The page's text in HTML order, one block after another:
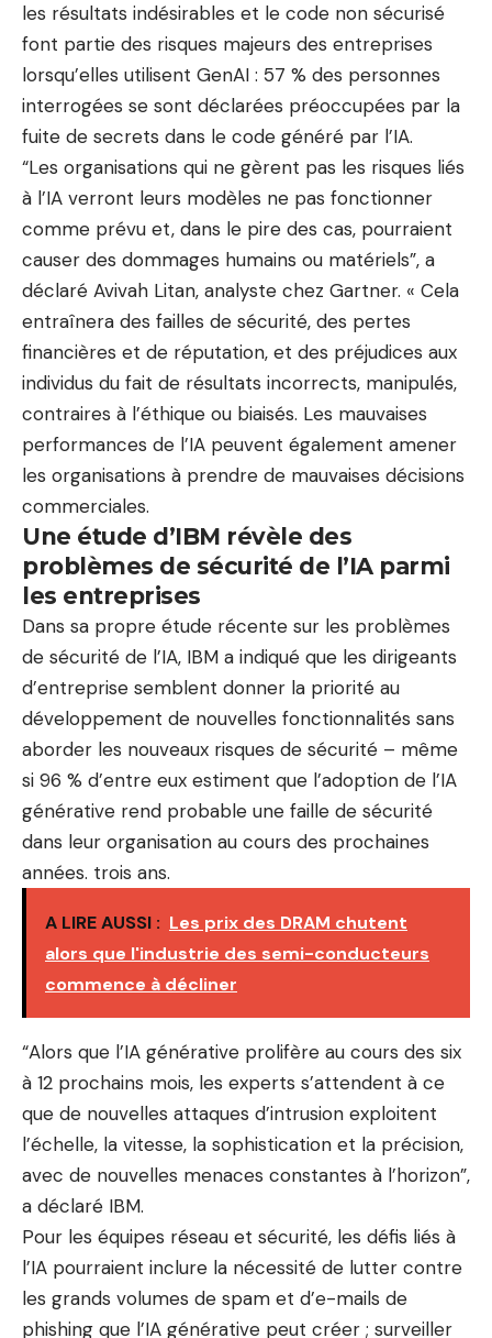
les résultats indésirables et le code non sécurisé
font partie des risques majeurs des entreprises
lorsqu’elles utilisent GenAI : 57 % des personnes
interrogées se sont déclarées préoccupées par la
fuite de secrets dans le code généré par l’IA.
“Les organisations qui ne gèrent pas les risques liés
à l’IA verront leurs modèles ne pas fonctionner
comme prévu et, dans le pire des cas, pourraient
causer des dommages humains ou matériels”, a
déclaré Avivah Litan, analyste chez Gartner. « Cela
entraînera des failles de sécurité, des pertes
financières et de réputation, et des préjudices aux
individus du fait de résultats incorrects, manipulés,
contraires à l’éthique ou biaisés. Les mauvaises
performances de l’IA peuvent également amener
les organisations à prendre de mauvaises décisions
commerciales.
Une étude d’IBM révèle des
problèmes de sécurité de l’IA parmi
les entreprises
Dans sa propre étude récente sur les problèmes
de sécurité de l’IA, IBM a indiqué que les dirigeants
d’entreprise semblent donner la priorité au
développement de nouvelles fonctionnalités sans
aborder les nouveaux risques de sécurité – même
si 96 % d’entre eux estiment que l’adoption de l’IA
générative rend probable une faille de sécurité
dans leur organisation au cours des prochaines
années. trois ans.
A LIRE AUSSI : Les prix des DRAM chutent
alors que l'industrie des semi-conducteurs
commence à décliner
“Alors que l’IA générative prolifère au cours des six
à 12 prochains mois, les experts s’attendent à ce
que de nouvelles attaques d’intrusion exploitent
l’échelle, la vitesse, la sophistication et la précision,
avec de nouvelles menaces constantes à l’horizon”,
a déclaré IBM.
Pour les équipes réseau et sécurité, les défis liés à
l’IA pourraient inclure la nécessité de lutter contre
les grands volumes de spam et d’e-mails de
phishing que l’IA générative peut créer ; surveiller